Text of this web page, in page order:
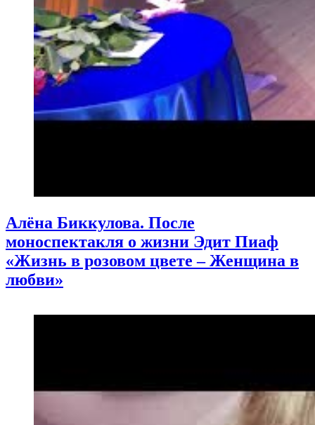
Алёна Биккулова. После
моноспектакля о жизни Эдит Пиаф
«Жизнь в розовом цвете – Женщина в
любви»